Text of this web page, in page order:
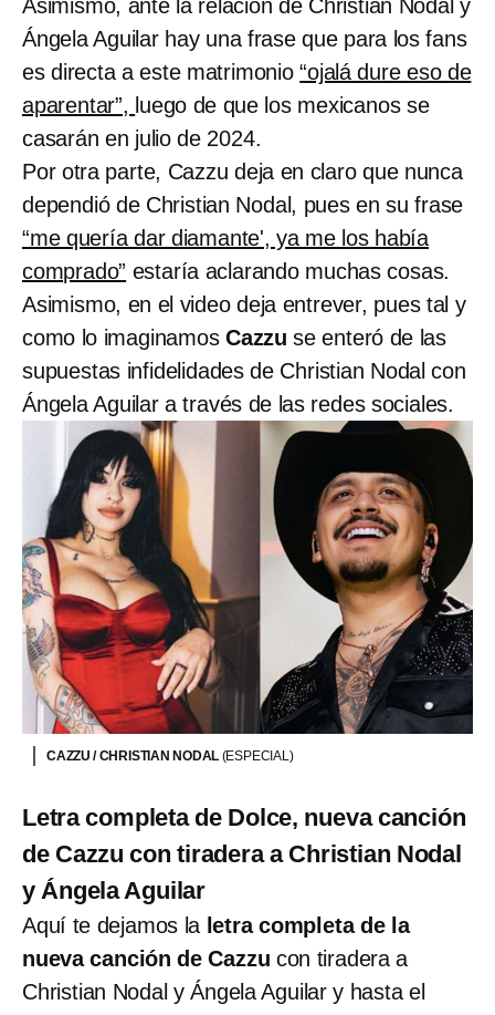
Asimismo, ante la relación de Christian Nodal y
Ángela Aguilar hay una frase que para los fans
es directa a este matrimonio“ojalá dure eso de
aparentar”, luego de que los mexicanos se
casarán en julio de 2024.
Por otra parte, Cazzu deja en claro que nunca
dependió de Christian Nodal, pues en su frase
“me quería dar diamante', ya me los había
comprado” estaría aclarando muchas cosas.
Asimismo, en el video deja entrever, pues tal y
como lo imaginamosCazzu se enteró de las
supuestas infidelidades de Christian Nodal con
Ángela Aguilar a través de las redes sociales.
CAZZU / CHRISTIAN NODAL (ESPECIAL)
Letra completa de Dolce, nueva canción
de Cazzu con tiradera a Christian Nodal
y Ángela Aguilar
Aquí te dejamos la letra completa de la
nueva canción de Cazzu con tiradera a
Christian Nodal y Ángela Aguilar y hasta el